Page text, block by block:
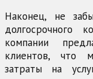
Наконец, не
долгосрочного
компании
клиентов, что
затраты на